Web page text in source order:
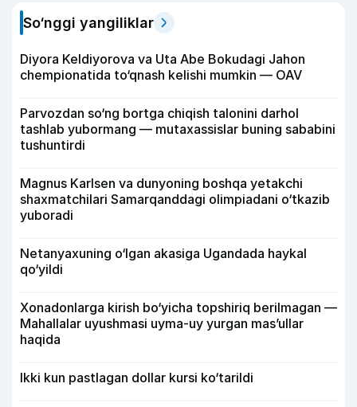
So‘nggi yangiliklar
Diyora Keldiyorova va Uta Abe Bokudagi Jahon
chempionatida to‘qnash kelishi mumkin — OAV
Parvozdan so‘ng bortga chiqish talonini darhol
tashlab yubormang — mutaxassislar buning sababini
tushuntirdi
Magnus Karlsen va dunyoning boshqa yetakchi
shaxmatchilari Samarqanddagi olimpiadani o‘tkazib
yuboradi
Netanyaxuning o‘lgan akasiga Ugandada haykal
qo‘yildi
Xonadonlarga kirish bo‘yicha topshiriq berilmagan —
Mahallalar uyushmasi uyma-uy yurgan mas’ullar
haqida
Ikki kun pastlagan dollar kursi ko‘tarildi